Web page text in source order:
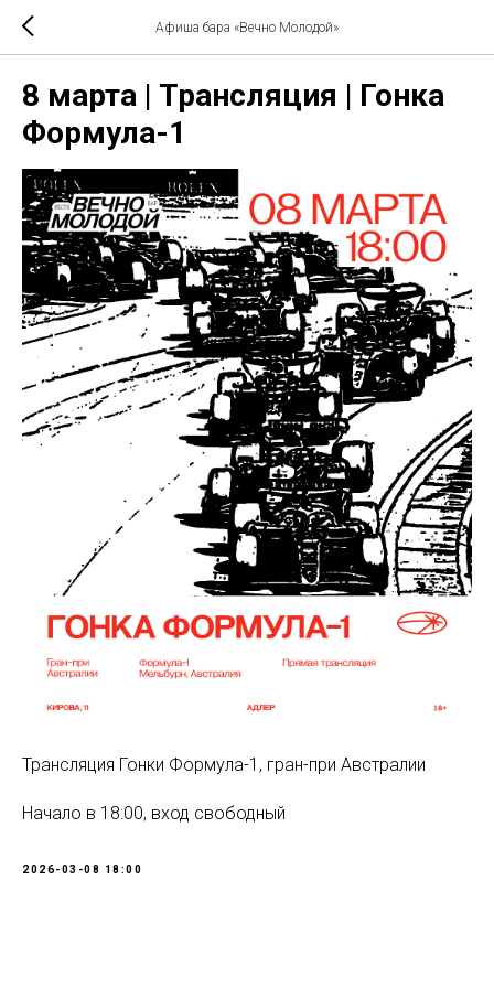
Афиша бара «Вечно Молодой»
8 марта | Трансляция | Гонка
Формула-1
Трансляция Гонки Формула-1, гран-при Австралии
Начало в 18:00, вход свободный
2026-03-08 18:00